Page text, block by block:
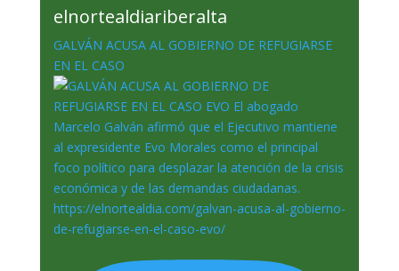
elnortealdiariberalta
GALVÁN ACUSA AL GOBIERNO DE REFUGIARSE
EN EL CASO